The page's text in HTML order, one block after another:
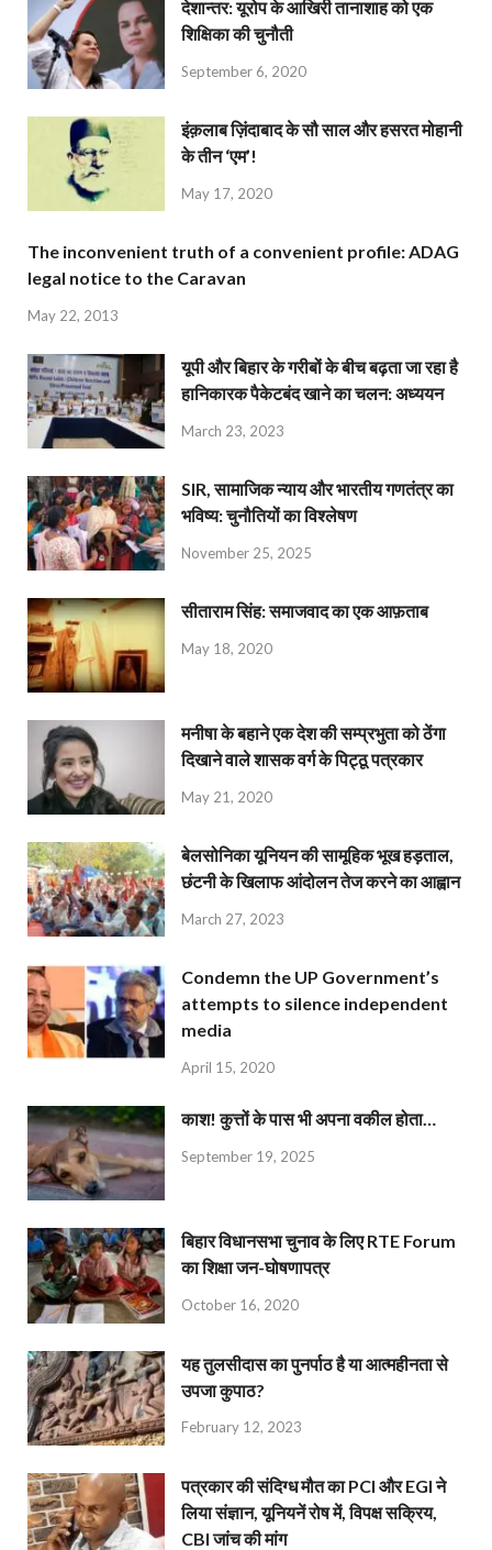
देशान्‍तर: यूरोप के आखिरी तानाशाह को एक
शिक्षिका की चुनौती
September 6, 2020
इंक़लाब ज़िंदाबाद के सौ साल और हसरत मोहानी
के तीन ‘एम’!
May 17, 2020
The inconvenient truth of a convenient profile: ADAG
legal notice to the Caravan
May 22, 2013
यूपी और बिहार के गरीबों के बीच बढ़ता जा रहा है
हानिकारक पैकेटबंद खाने का चलन: अध्ययन
March 23, 2023
SIR, सामाजिक न्याय और भारतीय गणतंत्र का
भविष्य: चुनौतियों का विश्लेषण
November 25, 2025
सीताराम सिंह: समाजवाद का एक आफ़ताब
May 18, 2020
मनीषा के बहाने एक देश की सम्प्रभुता को ठेंगा
दिखाने वाले शासक वर्ग के पिट्ठू पत्रकार
May 21, 2020
बेलसोनिका यूनियन की सामूहिक भूख हड़ताल,
छंटनी के खिलाफ आंदोलन तेज करने का आह्वान
March 27, 2023
Condemn the UP Government’s
attempts to silence independent
media
April 15, 2020
काश! कुत्तों के पास भी अपना वकील होता…
September 19, 2025
बिहार विधानसभा चुनाव के लिए RTE Forum
का शिक्षा जन-घोषणापत्र
October 16, 2020
यह तुलसीदास का पुनर्पाठ है या आत्महीनता से
उपजा कुपाठ?
February 12, 2023
पत्रकार की संदिग्ध मौत का PCI और EGI ने
लिया संज्ञान, यूनियनें रोष में, विपक्ष सक्रिय,
CBI जांच की मांग